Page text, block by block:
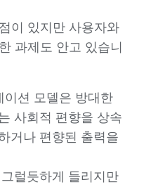
이 있지만 사용자와
과제도 안고 있습니
이션 모델은 방대한
사회적 편향을 상속
거나 편향된 출력을
럴듯하게 들리지만